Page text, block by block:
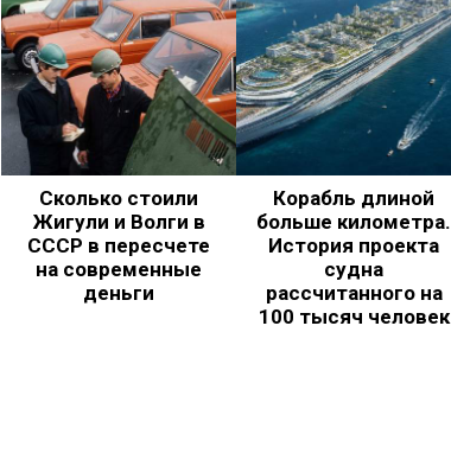
Сколько стоили
Жигули и Волги в
СССР в пересчете
на современные
деньги
Корабль длиной
больше километра.
История проекта
судна
рассчитанного на
100 тысяч человек